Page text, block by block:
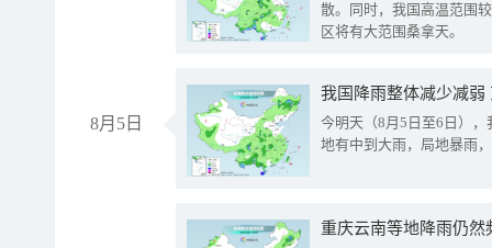
散。同时，我国高温范围
区将有大范围桑拿天。
8月5日
我国降雨整体减少减弱
今明天（8月5日至6日）
地有中到大雨，局地暴雨
重庆云南等地降雨仍然